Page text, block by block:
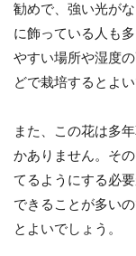
勧めで、強い光が
に飾っている人も
やすい場所や湿度
どで栽培するとよい
また、この花は多
かありません。そ
てるようにする必
できることが多い
とよいでしょう。